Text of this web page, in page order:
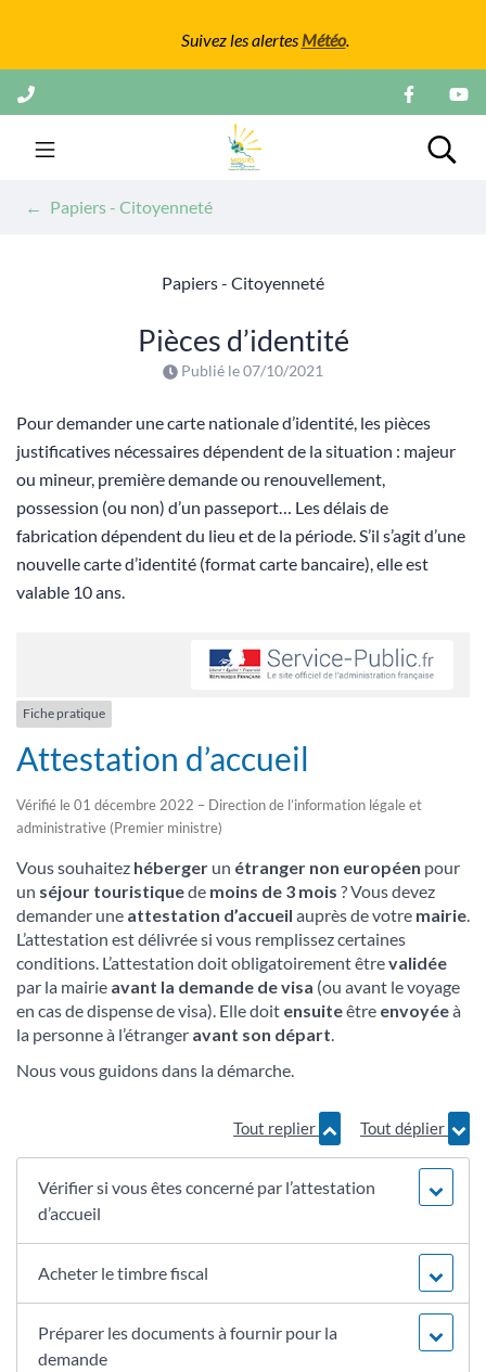
Suivez les alertes Météo.
Aller
au
contenu
Mairie de Mours
Papiers - Citoyenneté
Papiers - Citoyenneté
Pièces d’identité
Publié le07/10/2021
Pour demander une carte nationale d’identité, les pièces
justificatives nécessaires dépendent de la situation : majeur
ou mineur, première demande ou renouvellement,
possession (ou non) d’un passeport… Les délais de
fabrication dépendent du lieu et de la période. S’il s’agit d’une
nouvelle carte d’identité (format carte bancaire), elle est
valable 10 ans.
Fiche pratique
Attestation d’accueil
Vérifié le 01 décembre 2022 – Direction de l’information légale et
administrative (Premier ministre)
Vous souhaitez héberger un étranger non européen pour
un séjour touristiquede moins de 3 mois ? Vous devez
demander une attestation d’accueil auprès de votre mairie.
L’attestation est délivrée si vous remplissez certaines
conditions. L’attestation doit obligatoirement êtrevalidée
par la mairie avant la demande de visa (ou avant le voyage
en cas de dispense de visa). Elle doit ensuiteêtre envoyéeà
la personne à l’étranger avant son départ.
Nous vous guidons dans la démarche.
Tout replier Tout déplier
Vérifier si vous êtes concerné par l’attestation
d’accueil
Acheter le timbre fiscal
Préparer les documents à fournir pour la
demande